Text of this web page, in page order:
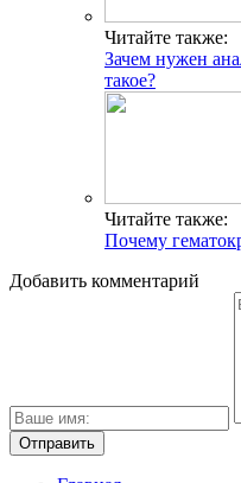
Читайте также:
Зачем нужен
такое?
Читайте также:
Почему
Добавить комментарий